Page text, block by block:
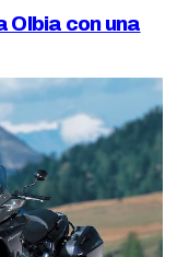
Olbia con una